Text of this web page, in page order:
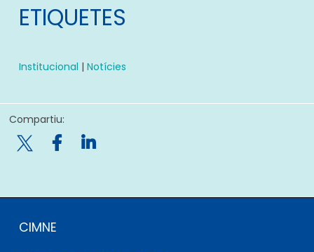
ETIQUETES
Institucional | Notícies
Compartiu:

CIMNE